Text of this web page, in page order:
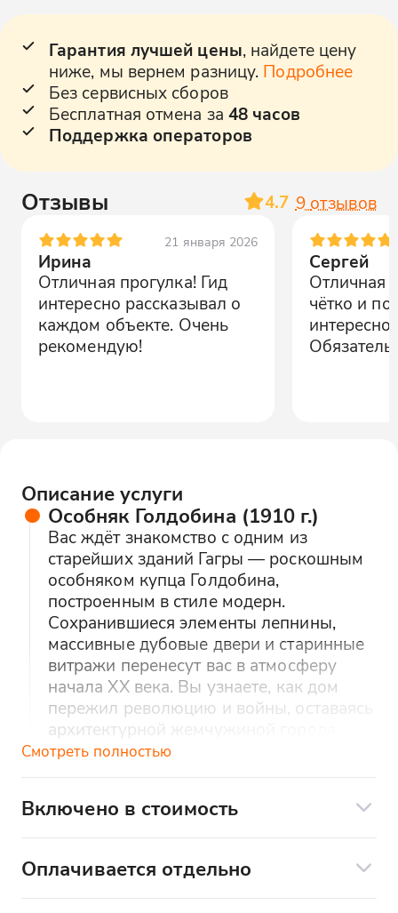
Гарантия лучшей цены, найдете цену
ниже, мы вернем разницу. Подробнее
Без сервисных сборов
Бесплатная отмена за 48 часов
Поддержка операторов
Отзывы 4.7 9 отзывов
21 января 2026
Ирина
Отличная прогулка! Гид
интересно рассказывал о
каждом объекте. Очень
рекомендую!
Сергей
Отличная
чётко и по
интересно
Описание услуги
Особняк Голдобина (1910 г.)
Вас ждёт знакомство с одним из
старейших зданий Гагры — роскошным
особняком купца Голдобина,
построенным в стиле модерн.
Сохранившиеся элементы лепнины,
массивные дубовые двери и старинные
витражи перенесут вас в атмосферу
начала XX века. Вы узнаете, как дом
пережил революцию и войны, оставаясь
архитектурной жемчужиной города.
Особый интерес представляет история
средств в развитие курорта.
Универсам «Жоэквара» (1970 г.)
Этот монументальный советский
Смотреть полностью
Включено в стоимость
Оплачивается отдельно